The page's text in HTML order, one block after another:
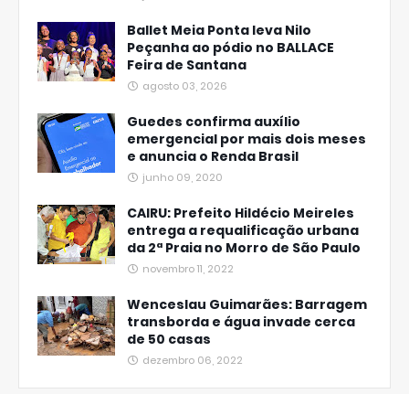
Ballet Meia Ponta leva Nilo
Peçanha ao pódio no BALLACE
Feira de Santana
agosto 03, 2026
Guedes confirma auxílio
emergencial por mais dois meses
e anuncia o Renda Brasil
junho 09, 2020
CAIRU: Prefeito Hildécio Meireles
entrega a requalificação urbana
da 2ª Praia no Morro de São Paulo
novembro 11, 2022
Wenceslau Guimarães: Barragem
transborda e água invade cerca
de 50 casas
dezembro 06, 2022